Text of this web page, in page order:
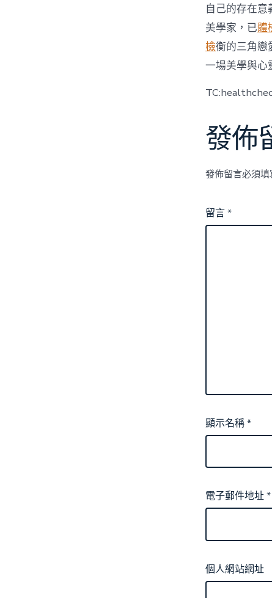
自己的存在意
美學家，已體
檢衡的三角戀
一場美學與心
發佈
發佈留言必須填
留言*
顯示名稱*
電子郵件地址*
個人網站網址